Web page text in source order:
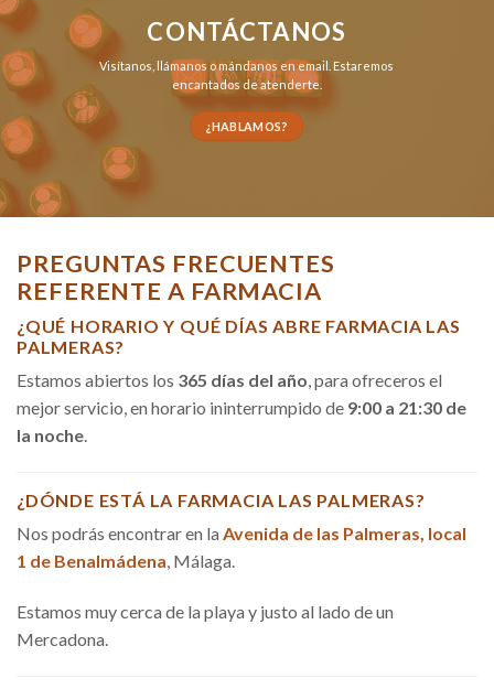
CONTÁCTANOS
Visítanos, llámanosomándanos en email . Estaremos
encantados de atenderte.
¿HABLAMOS?
PREGUNTAS FRECUENTES
REFERENTE A FARMACIA
¿QUÉ HORARIO Y QUÉ DÍAS ABRE FARMACIA LAS
PALMERAS?
Estamos abiertos los 365 días del año, para ofreceros el
mejor servicio, en horario ininterrumpido de 9:00 a 21:30 de
la noche.
¿DÓNDE ESTÁ LA FARMACIA LAS PALMERAS?
Nos podrás encontrar en la Avenida de las Palmeras, local
1 de Benalmádena, Málaga.
Estamos muy cerca de la playa y justo al lado de un
Mercadona.